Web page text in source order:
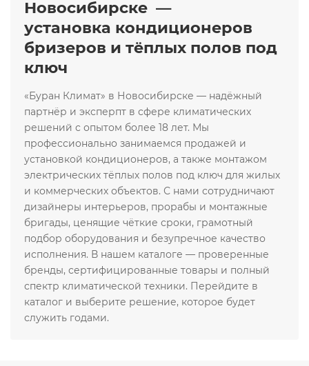
Новосибирске —
установка кондиционеров
бризеров и тёплых полов под
ключ
«Буран Климат» в Новосибирске — надёжный
партнёр и эксперпт в сфере климатических
решений с опытом более 18 лет. Мы
профессионально занимаемся продажей и
установкой кондиционеров, а также монтажом
электрических тёплых полов под ключ для жилых
и коммерческих объектов. С нами сотрудничают
дизайнеры интерьеров, прорабы и монтажные
бригады, ценящие чёткие сроки, грамотный
подбор оборудования и безупречное качество
исполнения. В нашем каталоге — проверенные
бренды, сертифицированные товары и полный
спектр климатической техники. Перейдите в
каталог и выберите решение, которое будет
служить годами.